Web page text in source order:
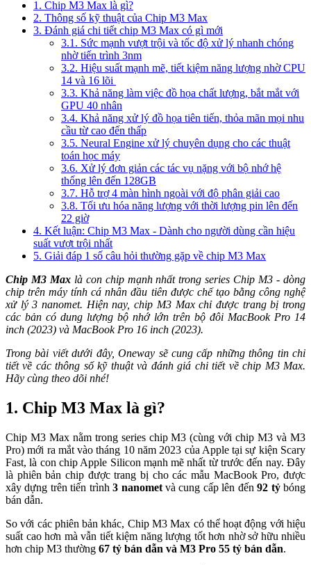
1. Chip M3 Max là gì?
2. Thông số kỹ thuật của Chip M3 Max
3. Đánh giá chi tiết chip M3 Max có gì mới
3.1. Sức mạnh vượt trội và tốc độ xử lý nhanh chóng
nhờ tiến trình 3nm
3.2. Hiệu suất mạnh mẽ, tiết kiệm năng lượng nhờ CPU
14 và 16 lõi
3.3. Khả năng làm việc đồ họa chất lượng, bắt mắt với
GPU 40 nhân
3.4. Khả năng xử lý đồ họa tiên tiến, thỏa mãn mọi nhu
cầu từ cao đến thấp
3.5. Neural Engine xử lý chuyên dụng cho các thuật
toán học máy
3.6. Xử lý đơn giản các tác vụ nặng với bộ nhớ hệ
thống lên đến 128GB
3.7. Hỗ trợ 4 màn hình ngoài với độ phân giải cao
3.8. Tối ưu hóa năng lượng với thời lượng pin lên đến
22 giờ
4. Kết luận: Chip M3 Max - Dành cho người dùng cần hiệu
suất vượt trội nhất
5. Giải đáp 1 số câu hỏi thường gặp về chip M3 Max
Chip M3 Maxlà con chip mạnh nhất trong series Chip M3 - dòng
chip trên máy tính cá nhân đầu tiên được chế tạo bằng công nghệ
xử lý 3 nanomet. Hiện nay, chip M3 Max chỉ được trang bị trong
các bản có dung lượng bộ nhớ lớn trên bộ đôi MacBook Pro 14
inch (2023) và MacBook Pro 16 inch (2023).
Trong bài viết dưới đây, Oneway sẽ cung cấp những thông tin chi
tiết về các thông số kỹ thuật và đánh giá chi tiết về chip M3 Max.
Hãy cùng theo dõi nhé!
1. Chip M3 Max là gì?
Chip M3 Max nằm trong series chip M3 (cùng với chip M3 và M3
Pro) mới ra mắt vào tháng 10 năm 2023 của Apple tại sự kiện Scary
Fast, là con chip Apple Silicon mạnh mẽ nhất từ trước đến nay. Đây
là phiên bản chip được trang bị cho các mẫu MacBook Pro, được
xây dựng trên tiến trình3 nanometvà cung cấp lên đến92 tỷbóng
bán dẫn.
So với các phiên bản khác, Chip M3 Max có thể hoạt động với hiệu
suất cao hơn mà vẫn tiết kiệm năng lượng tốt hơn nhờ sở hữu nhiều
hơn chip M3 thường 67 tỷ bán dẫn và M3 Pro 55 tỷ bán dẫn.